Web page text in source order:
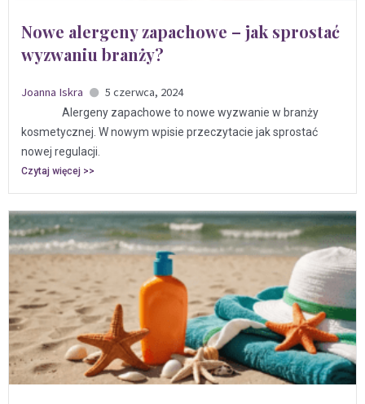
Nowe alergeny zapachowe – jak sprostać
wyzwaniu branży?
Joanna Iskra 5 czerwca, 2024
Alergeny zapachowe to nowe wyzwanie w branży
kosmetycznej. W nowym wpisie przeczytacie jak sprostać
nowej regulacji.
Czytaj więcej >>